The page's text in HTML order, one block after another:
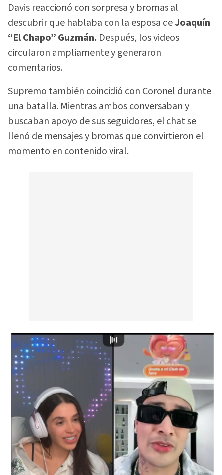
Davis reaccionó con sorpresa y bromas al
descubrir que hablaba con la esposa deJoaquín
“El Chapo” Guzmán. Después, los videos
circularon ampliamente y generaron
comentarios.
Supremo también coincidió con Coronel durante
una batalla. Mientras ambos conversaban y
buscaban apoyo de sus seguidores, el chat se
llenó de mensajes y bromas que convirtieron el
momento en contenido viral.